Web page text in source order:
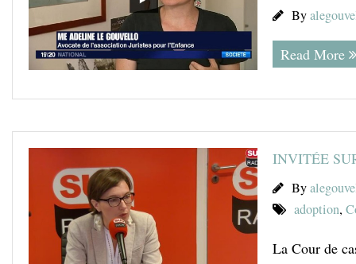
By
Read More
INVITÉE
By
adoption,
La Cour de